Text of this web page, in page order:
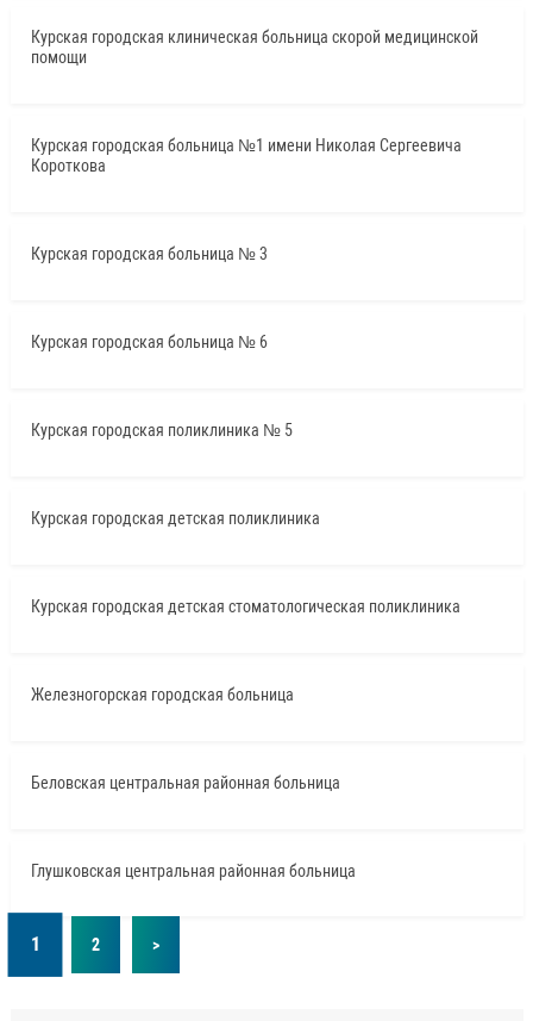
Курская городская клиническая больница скорой медицинской
помощи
Курская городская больница №1 имени Николая Сергеевича
Короткова
Курская городская больница № 3
Курская городская больница № 6
Курская городская поликлиника № 5
Курская городская детская поликлиника
Курская городская детская стоматологическая поликлиника
Железногорская городская больница
Беловская центральная районная больница
Глушковская центральная районная больница
1 2 >